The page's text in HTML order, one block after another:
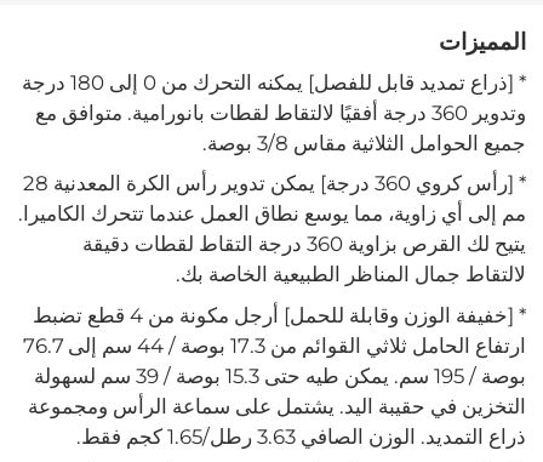
المميزات
* [ذراع تمديد قابل للفصل] يمكنه التحرك من 0 إلى 180 درجة
وتدوير 360 درجة أفقيًا لالتقاط لقطات بانورامية. متوافق مع
جميع الحوامل الثلاثية مقاس 3/8 بوصة.
* [رأس كروي 360 درجة] يمكن تدوير رأس الكرة المعدنية 28
مم إلى أي زاوية، مما يوسع نطاق العمل عندما تتحرك الكاميرا.
يتيح لك القرص بزاوية 360 درجة التقاط لقطات دقيقة
لالتقاط جمال المناظر الطبيعية الخاصة بك.
* [خفيفة الوزن وقابلة للحمل] أرجل مكونة من 4 قطع تضبط
ارتفاع الحامل ثلاثي القوائم من 17.3 بوصة / 44 سم إلى 76.7
بوصة / 195 سم. يمكن طيه حتى 15.3 بوصة / 39 سم لسهولة
التخزين في حقيبة اليد. يشتمل على سماعة الرأس ومجموعة
ذراع التمديد. الوزن الصافي 3.63 رطل/1.65 كجم فقط.